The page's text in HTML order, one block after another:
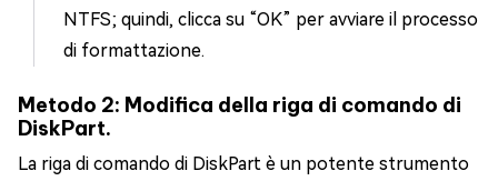
NTFS; quindi, clicca su “OK” per avviare il processo
di formattazione.
Metodo 2: Modifica della riga di comando di
DiskPart.
La riga di comando di DiskPart è un potente strumento